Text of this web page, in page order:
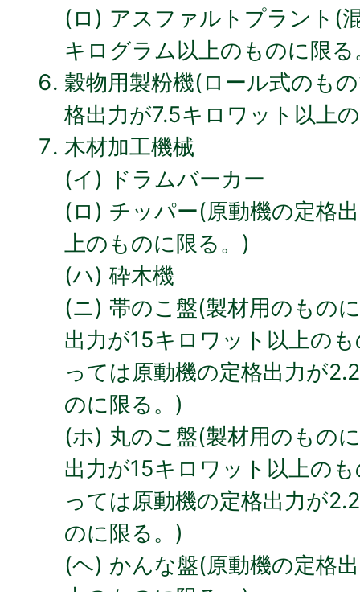
(ロ) アスファルトプラント(
キログラム以上のものに限る
穀物用製粉機(ロール式のも
格出力が7.5キロワット以上
木材加工機械
(イ) ドラムバーカー
(ロ) チッパー(原動機の定格
上のものに限る。)
(ハ) 砕木機
(ニ) 帯のこ盤(製材用のもの
出力が15キロワット以上の
っては原動機の定格出力が
のに限る。)
(ホ) 丸のこ盤(製材用のもの
出力が15キロワット以上の
っては原動機の定格出力が
のに限る。)
(ヘ) かんな盤(原動機の定格